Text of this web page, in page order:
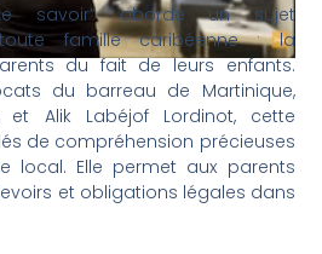
savoir” aborde un sujet
famille caribéenne : la
du fait de leurs enfants.
du barreau de Martinique,
et Alik Labéjof Lordinot, cette
de compréhension précieuses
local. Elle permet aux parents
et obligations légales dans